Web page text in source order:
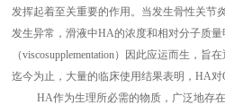
发挥起着至关重要的作用。当发生骨性关节
发生异常，滑液中HA的浓度和相对分子质
（viscosupplementation）因此应运而生，旨
迄今为止，大量的临床使用结果表明， HA对
HA作为生理所必需的物质，广泛地存